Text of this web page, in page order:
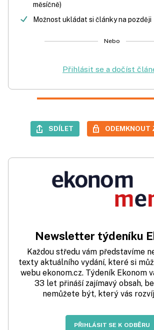
měsíčně)
Možnost ukládat si články na později
Nebo
Přihlásit se a dočíst
SDÍLET ODEMKNOUT
Newsletter týdeníku
Každou středu vám představíme
texty aktuálního vydání, které si
webu ekonom.cz. Týdeník Ekonom
33 let přináší zajímavý obsah,
nemůžete být, který vás
PŘIHLÁSIT SE K ODBĚRU